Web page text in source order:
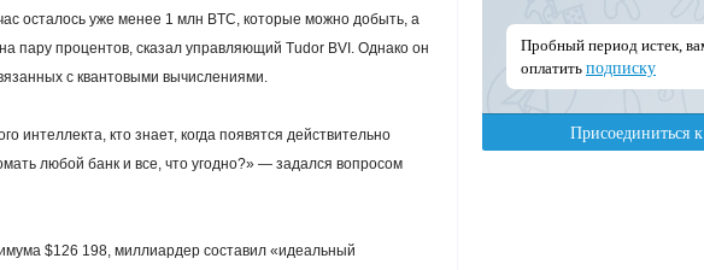
осталось уже менее 1 млн BTC, которые можно добыть, а
пару процентов, сказал управляющий Tudor BVI. Однако он
с квантовыми вычислениями.
интеллекта, кто знает, когда появятся действительно
любой банк и все, что угодно?» — задался вопросом
$126 198, миллиардер составил «идеальный